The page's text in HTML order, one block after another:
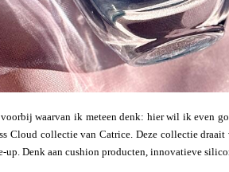
waarvan ik meteen denk: hier wil ik even
Cloud collectie van Catrice. Deze collectie
up. Denk aan cushion producten, innovatieve